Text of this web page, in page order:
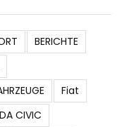
BERICHTE
Fiat
CIVIC